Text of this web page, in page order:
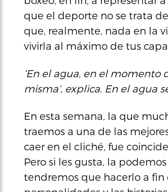
que el deporte no se trata
que, realmente, nada en la
vivirla al máximo de tus
‘En el agua, en el
misma’, explica. En el agua
En esta semana, la que
traemos a una de las
caer en el cliché, fue
Pero si les gusta, la
tendremos que hacerlo a